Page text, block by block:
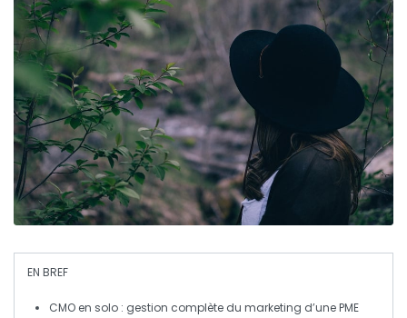
EN BREF
CMO en solo : gestion complète du marketing d’une PME